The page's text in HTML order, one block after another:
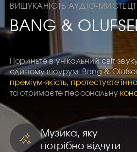
ВИШУКАНІСТЬ АУДІО-
BANG &
Пориньте в унікальний світ
єдиному шоурумі Bang &
преміум-якість, протестуєте
та отримаєте персональну
Музика, яку
потрібно відчути